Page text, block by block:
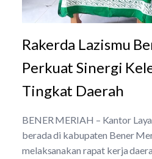
Rakerda Lazismu
Perkuat Sinergi
Tingkat Daerah
BENER MERIAH – Kantor
berada di kabupaten Bener
melaksanakan rapat kerja